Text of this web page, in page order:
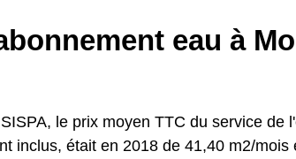
eau à
le prix moyen TTC du service de
inclus, était en 2018 de 41,40 m2/mois